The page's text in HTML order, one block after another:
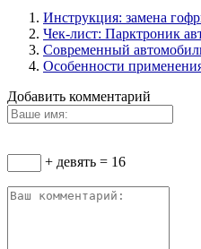
Инструкция: замена
Чек-лист: Парктроник
Современный
Особенности
Добавить комментарий
+ девять = 16